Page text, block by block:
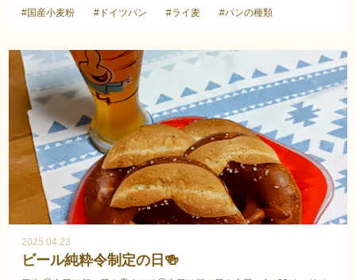
#国産小麦粉
#ドイツパン #ライ麦 #パンの種類
2025.04.23
ビール純粋令制定の日🍻